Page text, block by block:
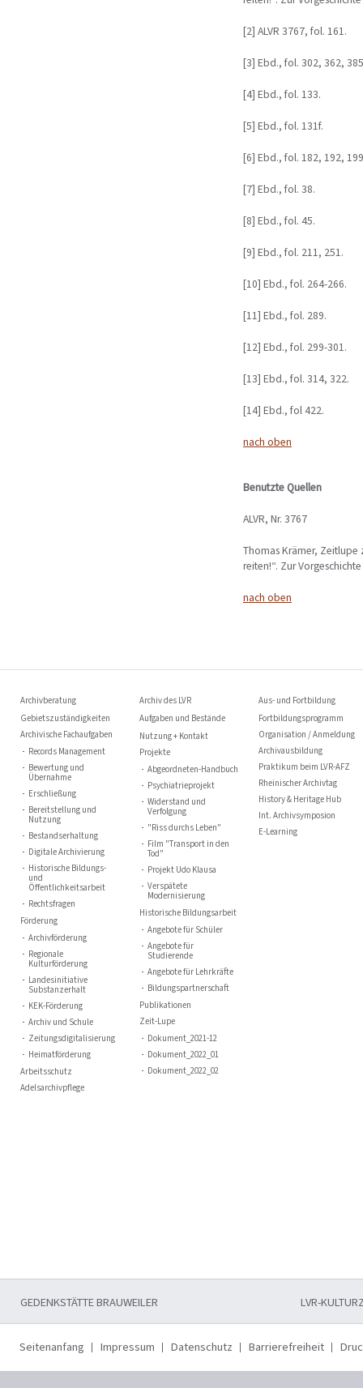
[2] ALVR 3767, fol. 161.
[3] Ebd., fol. 302, 362,
[4] Ebd., fol. 133.
[5] Ebd., fol. 131f.
[6] Ebd., fol. 182, 192,
[7] Ebd., fol. 38.
[8] Ebd., fol. 45.
[9] Ebd., fol. 211, 251.
[10] Ebd., fol. 264-266.
[11] Ebd., fol. 289.
[12] Ebd., fol. 299-301.
[13] Ebd., fol. 314, 322.
[14] Ebd., fol 422.
nach oben
Benutzte Quellen
ALVR, Nr. 3767
Thomas Krämer, Zeitlupe
reiten!“. Zur
nach oben
Archivberatung
Gebietszuständigkeiten
Archivische Fachaufgaben
Records Management
Bewertung und
Übernahme
Erschließung
Bereitstellung und
Nutzung
Bestandserhaltung
Digitale Archivierung
Historische Bildungs-
und
Öffentlichkeitsarbeit
Rechtsfragen
Förderung
Archivförderung
Regionale
Kulturförderung
Landesinitiative
Substanzerhalt
KEK-Förderung
Archiv und Schule
Zeitungsdigitalisierung
Heimatförderung
Arbeitsschutz
Adelsarchivpflege
Archiv des LVR
Aufgaben und Bestände
Nutzung + Kontakt
Projekte
Abgeordneten-Handbuch
Psychiatrieprojekt
Widerstand und
Verfolgung
"Riss durchs Leben"
Film "Transport in den
Tod"
Projekt Udo Klausa
Verspätete
Modernisierung
Historische Bildungsarbeit
Angebote für Schüler
Angebote für
Studierende
Angebote für Lehrkräfte
Bildungspartnerschaft
Publikationen
Zeit-Lupe
Dokument_2021-12
Dokument_2022_01
Dokument_2022_02
Aus- und Fortbildung
Fortbildungsprogramm
Organisation / Anmeldung
Archivausbildung
Praktikum beim LVR-AFZ
Rheinischer Archivtag
History & Heritage Hub
Int. Archivsymposion
E-Learning
GEDENKSTÄTTE BRAUWEILER LVR-
Seitenanfang Impressum Datenschutz Barrierefreiheit